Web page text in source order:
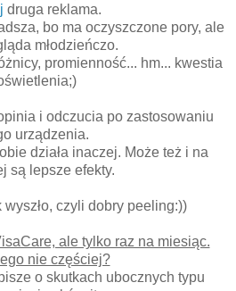
druga reklama.
bo ma oczyszczone pory, ale
młodzieńczo.
promienność... hm... kwestia
i odczucia po zastosowaniu
urządzenia.
działa inaczej. Może też i na
są lepsze efekty.
wyszło, czyli dobry peeling:))
ale tylko raz na miesiąc.
nie częściej?
o skutkach ubocznych typu